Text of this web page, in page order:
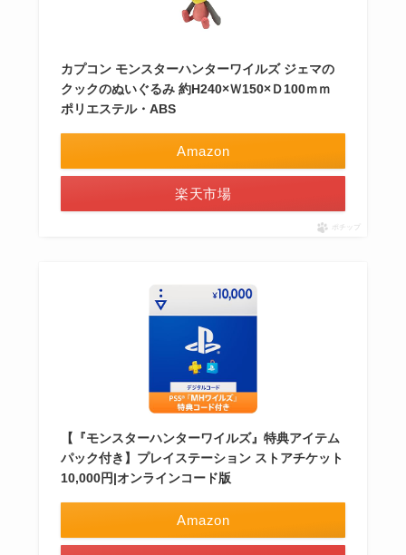
カプコン モンスターハンターワイルズ ジェマの
クックのぬいぐるみ 約H240×Ｗ150×Ｄ100ｍｍ
ポリエステル・ABS
Amazon
楽天市場
ポチップ
【『モンスターハンターワイルズ』特典アイテム
パック付き】プレイステーション ストアチケット
10,000円|オンラインコード版
Amazon